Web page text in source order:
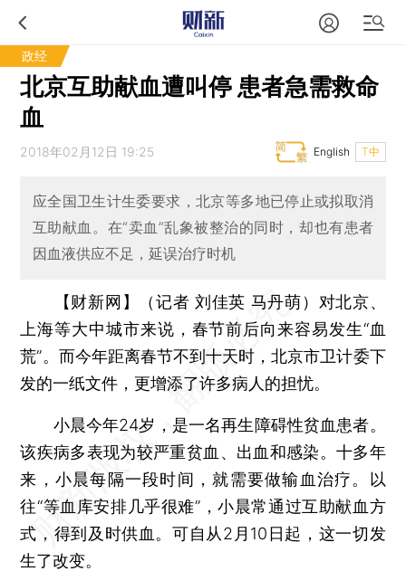
政经
北京互助献血遭叫停 患者急需救命
血
2018年02月12日 19:25 T中
English
应全国卫生计生委要求，北京等多地已停止或拟取消
互助献血。在“卖血”乱象被整治的同时，却也有患者
因血液供应不足，延误治疗时机
【财新网】（记者 刘佳英 马丹萌） 对北京、
上海等大中城市来说，春节前后向来容易发生“血
荒”。而今年距离春节不到十天时，北京市卫计委下
发的一纸文件，更增添了许多病人的担忧。
小晨今年24岁，是一名再生障碍性贫血患者。
该疾病多表现为较严重贫血、出血和感染。十多年
来，小晨每隔一段时间，就需要做输血治疗。以
往“等血库安排几乎很难”，小晨常通过互助献血方
式，得到及时供血。可自从2月10日起，这一切发
生了改变。